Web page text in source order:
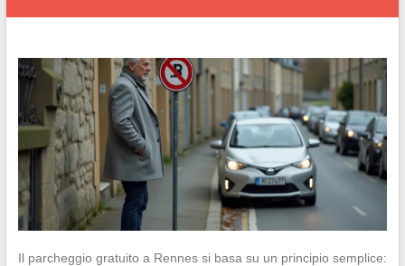
Il parcheggio gratuito a Rennes si basa su un principio semplice: